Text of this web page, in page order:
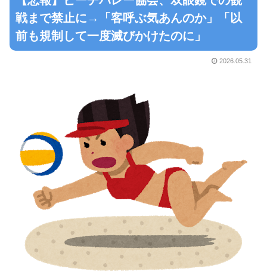
戦まで禁止に→「客呼ぶ気あんのか」「以
前も規制して一度滅びかけたのに」
2026.05.31